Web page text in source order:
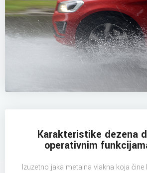
Karakteristike dezena
operativnim
Izuzetno jaka metalna vlakna koja